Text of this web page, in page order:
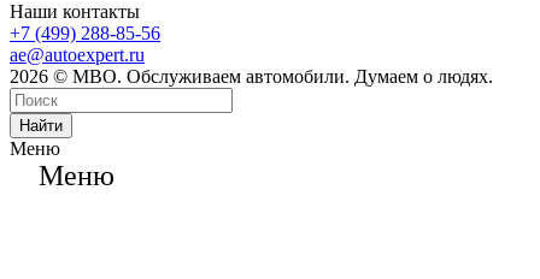
Наши контакты
+7 (499) 288-85-56
ae@autoexpert.ru
2026 © МВО. Обслуживаем автомобили. Думаем о людях.
Найти
Меню
Меню